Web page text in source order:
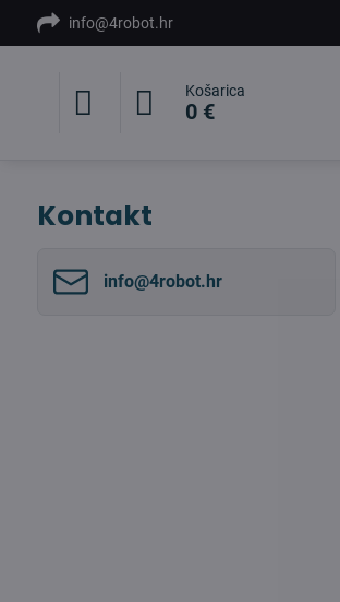
info@4robot.hr
Košarica
0 €
Kontakt
info​@4robot​.hr